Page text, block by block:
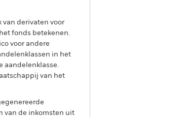
derivaten voor
fonds betekenen.
voor andere
in het
aandelenklasse.
van het
van de inkomsten uit